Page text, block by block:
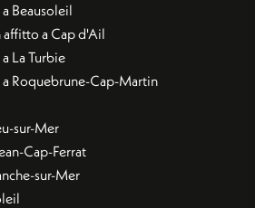
Beausoleil
a Cap d'Ail
La Turbie
Roquebrune-Cap-Martin
sur-Mer
Cap-Ferrat
sur-Mer